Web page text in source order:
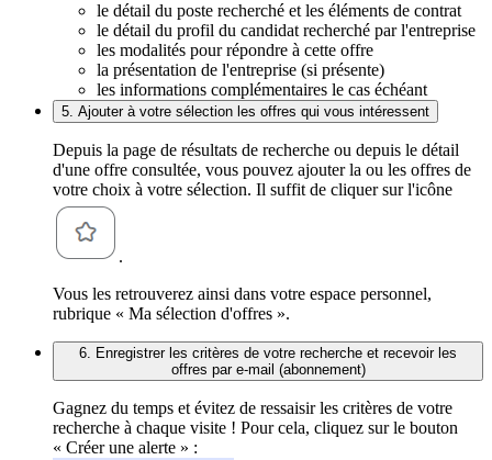
le détail du poste recherché et les éléments de contrat
le détail du profil du candidat recherché par l'entreprise
les modalités pour répondre à cette offre
la présentation de l'entreprise (si présente)
les informations complémentaires le cas échéant
5. Ajouter à votre sélection les offres qui vous intéressent
Depuis la page de résultats de recherche ou depuis le détail
d'une offre consultée, vous pouvez ajouter la ou les offres de
votre choix à votre sélection. Il suffit de cliquer sur l'icône
.
Vous les retrouverez ainsi dans votre espace personnel,
rubrique « Ma sélection d'offres ».
6. Enregistrer les critères de votre recherche et recevoir les
offres par e-mail (abonnement)
Gagnez du temps et évitez de ressaisir les critères de votre
recherche à chaque visite ! Pour cela, cliquez sur le bouton
« Créer une alerte » :